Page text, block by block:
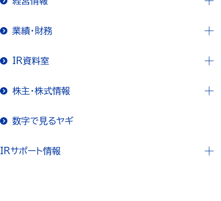
業績・財務
IR資料室
株主・株式情報
数字で見るヤギ
IRサポート情報